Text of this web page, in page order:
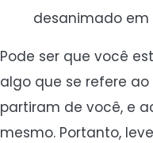
desanimado
Pode ser que você
algo que se refere
partiram de você, e
mesmo. Portanto,